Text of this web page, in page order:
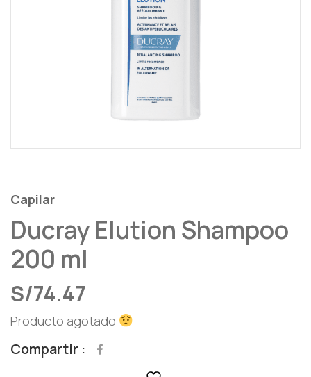
Capilar
Ducray Elution Shampoo
200 ml
S/74.47
Producto agotado
Compartir